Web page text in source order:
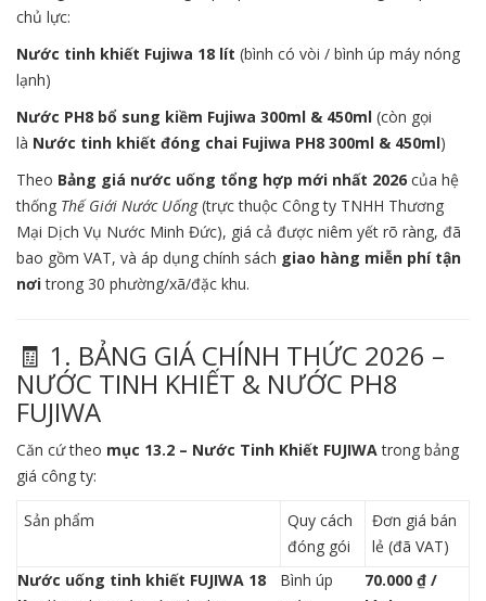
chủ lực:
Nước tinh khiết Fujiwa 18 lít (bình có vòi / bình úp máy nóng
lạnh)
Nước PH8 bổ sung kiềm Fujiwa 300ml & 450ml (còn gọi
là Nước tinh khiết đóng chai Fujiwa PH8 300ml & 450ml)
Theo Bảng giá nước uống tổng hợp mới nhất 2026 của hệ
thống Thế Giới Nước Uống(trực thuộc Công ty TNHH Thương
Mại Dịch Vụ Nước Minh Đức), giá cả được niêm yết rõ ràng, đã
bao gồm VAT, và áp dụng chính sách giao hàng miễn phí tận
nơitrong 30 phường/xã/đặc khu.
🧾 1. BẢNG GIÁ CHÍNH THỨC 2026 –
NƯỚC TINH KHIẾT & NƯỚC PH8
FUJIWA
Căn cứ theo mục 13.2 – Nước Tinh Khiết FUJIWAtrong bảng
giá công ty:
Sản phẩm
Quy cách
đóng gói
Đơn giá bán
lẻ (đã VAT)
Nước uống tinh khiết FUJIWA 18
Bình úp
70.000 ₫ /